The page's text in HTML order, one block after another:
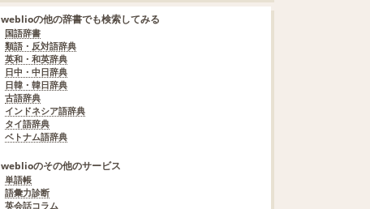
weblioの他の辞書でも検索してみる
国語辞書
類語・反対語辞典
英和・和英辞典
日中・中日辞典
日韓・韓日辞典
古語辞典
インドネシア語辞典
タイ語辞典
ベトナム語辞典
weblioのその他のサービス
単語帳
語彙力診断
英会話コラム